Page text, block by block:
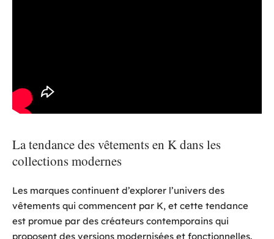
La tendance des vêtements en K dans les
collections modernes
Les marques continuent d’explorer l’univers des
vêtements qui commencent par K, et cette tendance
est promue par des créateurs contemporains qui
proposent des versions modernisées et fonctionnelles.